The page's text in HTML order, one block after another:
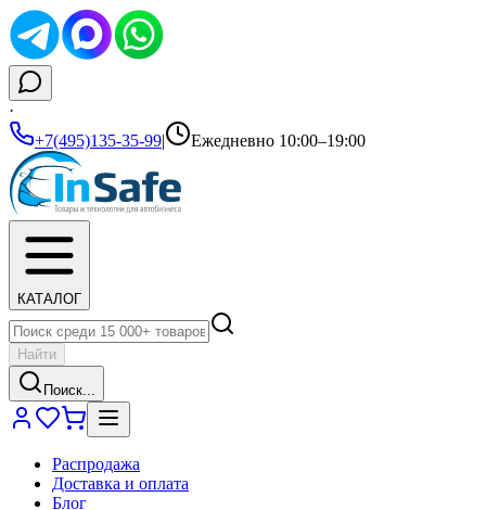
·
+7(495)135-35-99| Ежедневно 10:00–19:00
КАТАЛОГ
Найти
Поиск...
Распродажа
Доставка и оплата
Блог